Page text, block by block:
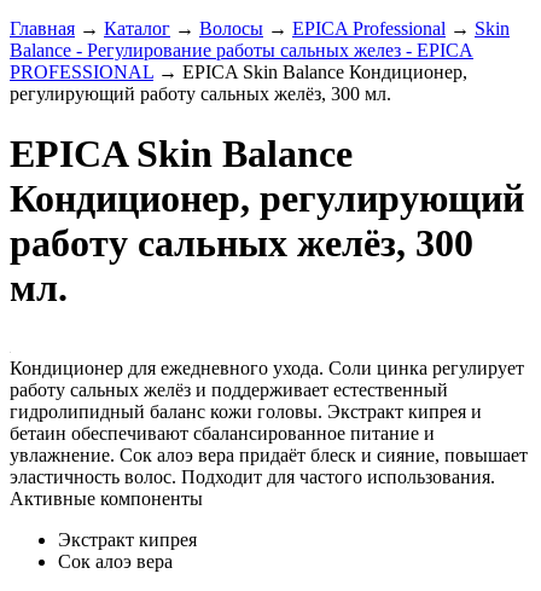
Главная → Каталог → Волосы → EPICA Professional → Skin
Balance - Регулирование работы сальных желез - EPICA
PROFESSIONAL → EPICA Skin Balance Кондиционер,
регулирующий работу сальных желёз, 300 мл.
EPICA Skin Balance
Кондиционер, регулирующий
работу сальных желёз, 300
мл.
Кондиционер для ежедневного ухода. Соли цинка регулирует
работу сальных желёз и поддерживает естественный
гидролипидный баланс кожи головы. Экстракт кипрея и
бетаин обеспечивают сбалансированное питание и
увлажнение. Сок алоэ вера придаёт блеск и сияние, повышает
эластичность волос. Подходит для частого использования.
Активные компоненты
Экстракт кипрея
Сок алоэ вера